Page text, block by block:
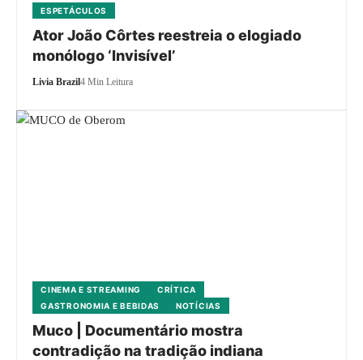
ESPETÁCULOS
Ator João Côrtes reestreia o elogiado
monólogo ‘Invisível’
Livia Brazil4 Min Leitura
CINEMA E STREAMING
CRÍTICA
GASTRONOMIA E BEBIDAS
NOTÍCIAS
Muco | Documentário mostra
contradição na tradição indiana